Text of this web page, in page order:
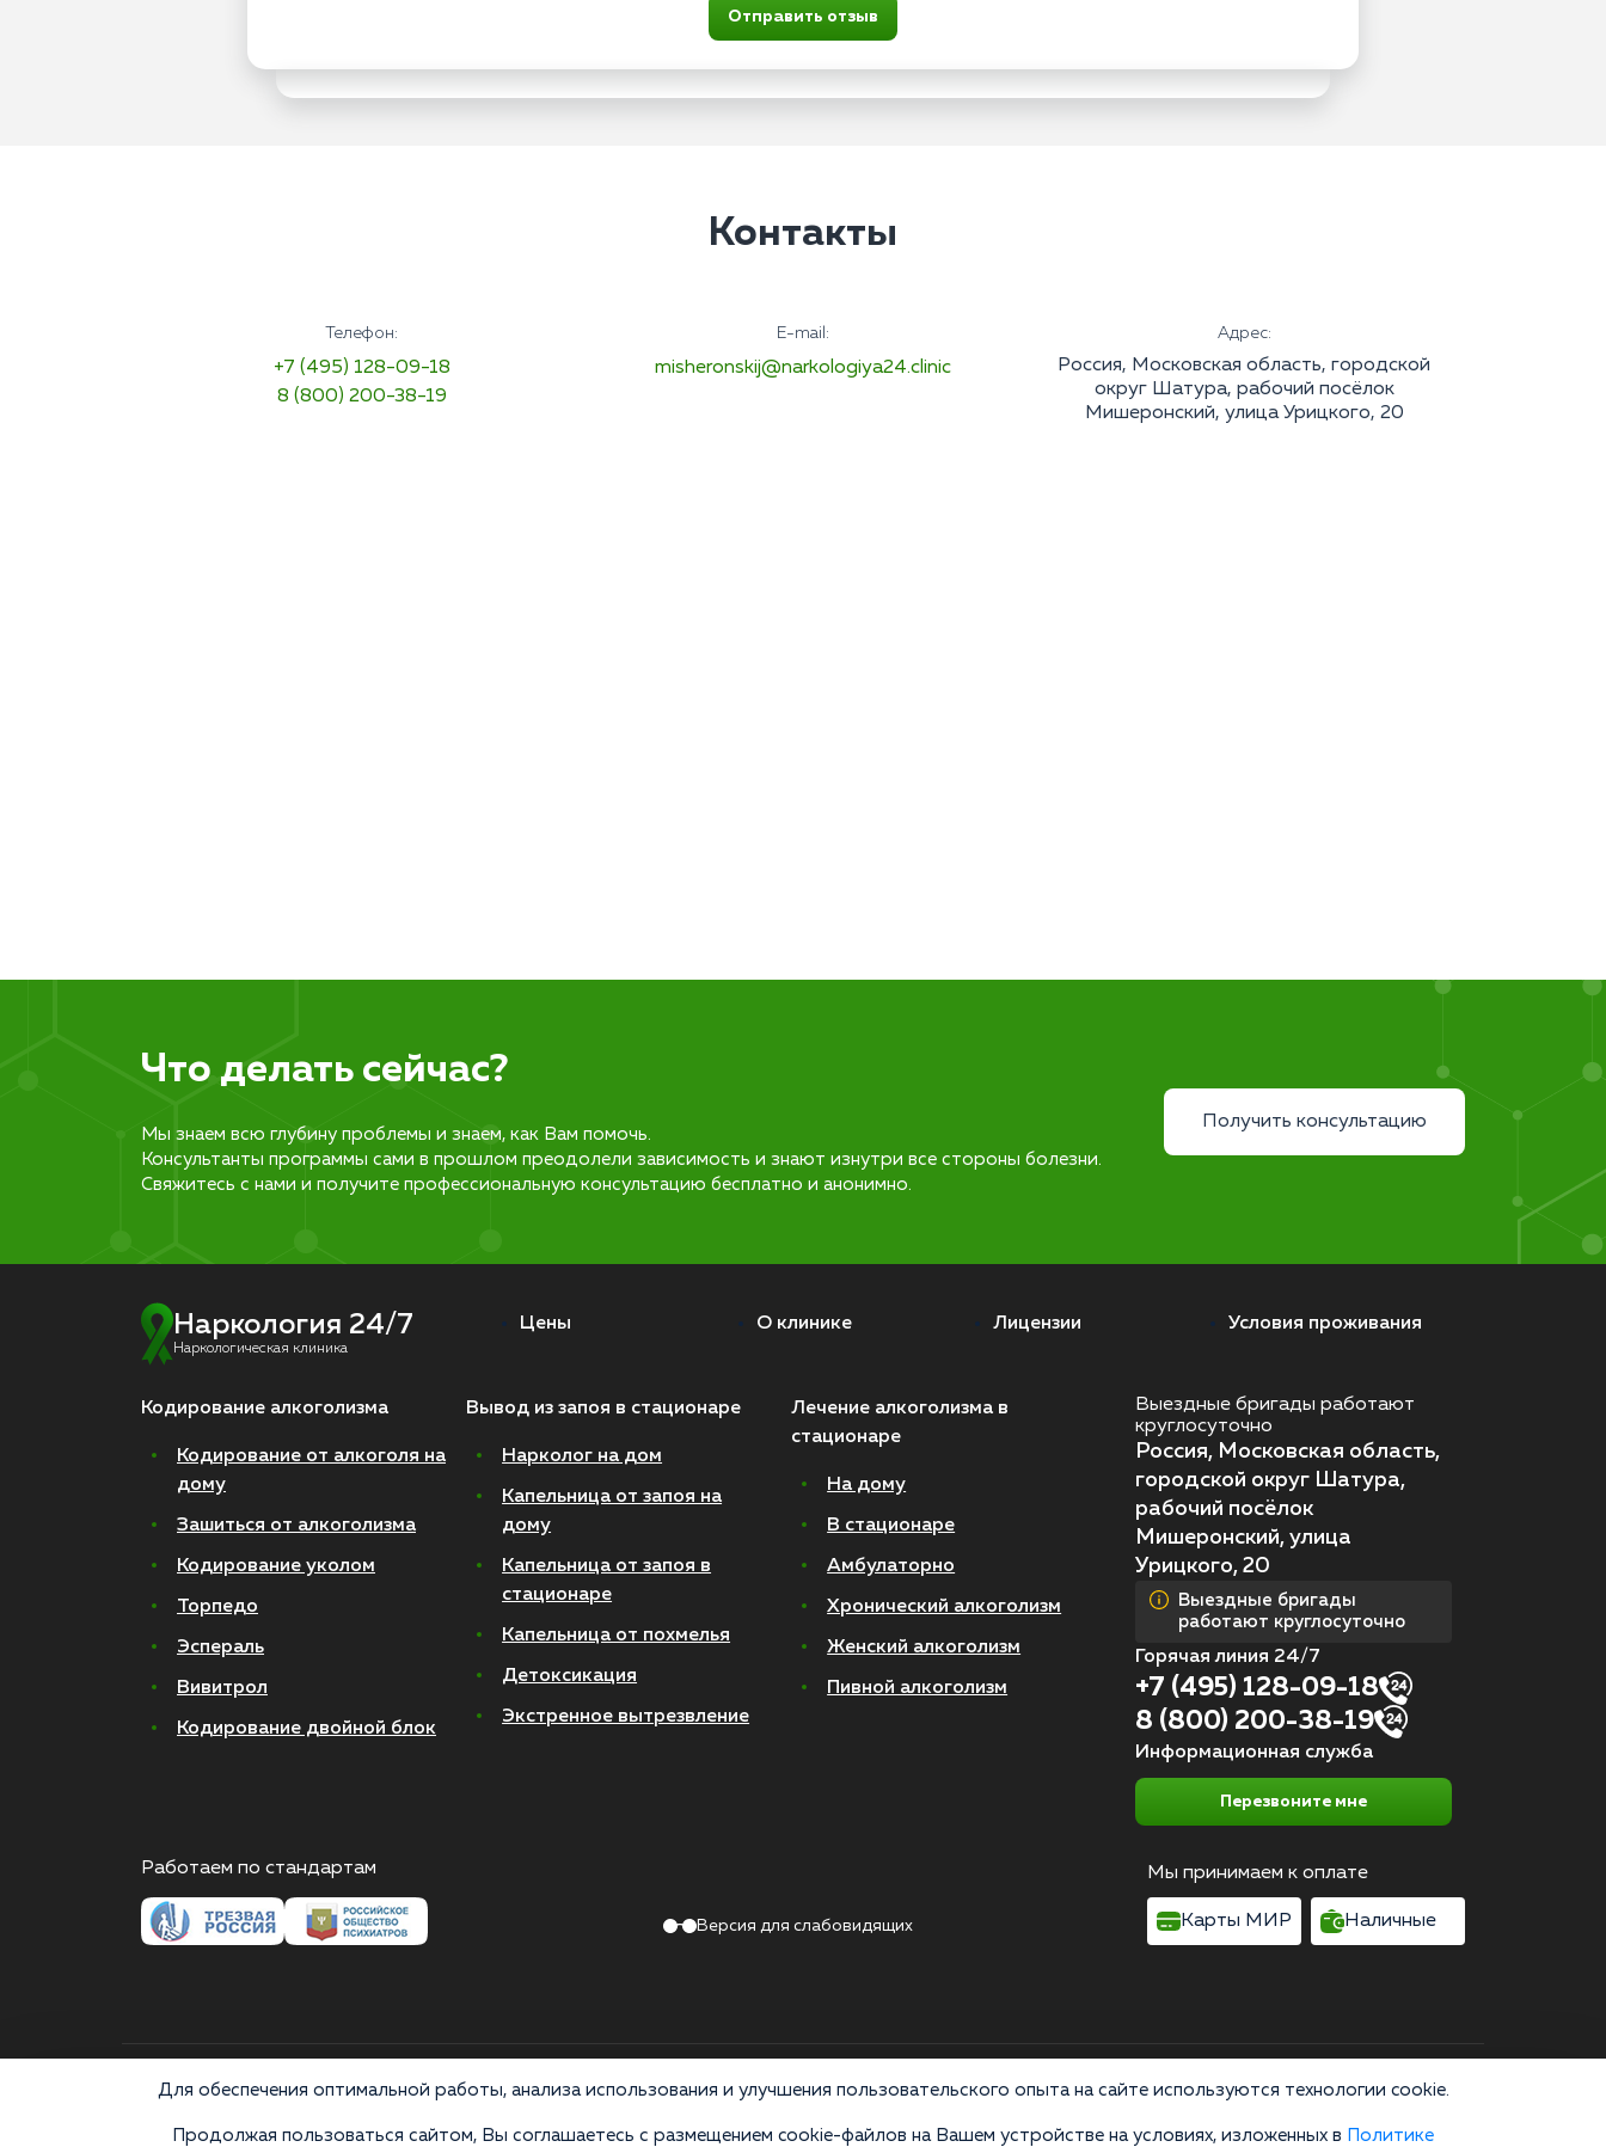
Отправить отзыв
Контакты
Телефон:
+7 (495) 128-09-18
8 (800) 200-38-19
E-mail:
misheronskij@narkologiya24.clinic
Адрес:
Россия, Московская область, городской
округ Шатура, рабочий посёлок
Мишеронский, улица Урицкого, 20
Что делать сейчас?
Мы знаем всю глубину проблемы и знаем, как Вам помочь.
Консультанты программы сами в прошлом преодолели зависимость и знают изнутри все стороны болезни.
Свяжитесь с нами и получите профессиональную консультацию бесплатно и анонимно.
Получить консультацию
Наркология 24/7
Наркологическая клиника
Цены О клинике Лицензии Условия проживания
Кодирование алкоголизма
Кодирование от алкоголя на
дому
Зашиться от алкоголизма
Кодирование уколом
Торпедо
Эспераль
Вивитрол
Кодирование двойной блок
Вывод из запоя в стационаре
Нарколог на дом
Капельница от запоя на
дому
Капельница от запоя в
стационаре
Капельница от похмелья
Детоксикация
Экстренное вытрезвление
Лечение алкоголизма в
стационаре
На дому
В стационаре
Амбулаторно
Хронический алкоголизм
Женский алкоголизм
Пивной алкоголизм
Выездные бригады работают
круглосуточно
Россия, Московская область,
городской округ Шатура,
рабочий посёлок
Мишеронский, улица
Урицкого, 20
Выездные бригады
работают круглосуточно
Горячая линия 24/7
+7 (495) 128-09-18
8 (800) 200-38-19
Информационная служба
Перезвоните мне
Работаем по стандартам
Версия для слабовидящих
Мы принимаем к оплате
Карты МИР Наличные
© 2026 Все права защищены Политика конфиденциальности Согласие на обработку персональных данных
Для обеспечения оптимальной работы, анализа использования и улучшения пользовательского опыта на сайте используются технологии cookie.
Продолжая пользоваться сайтом, Вы соглашаетесь с размещением cookie-файлов на Вашем устройстве на условиях, изложенных в Политике